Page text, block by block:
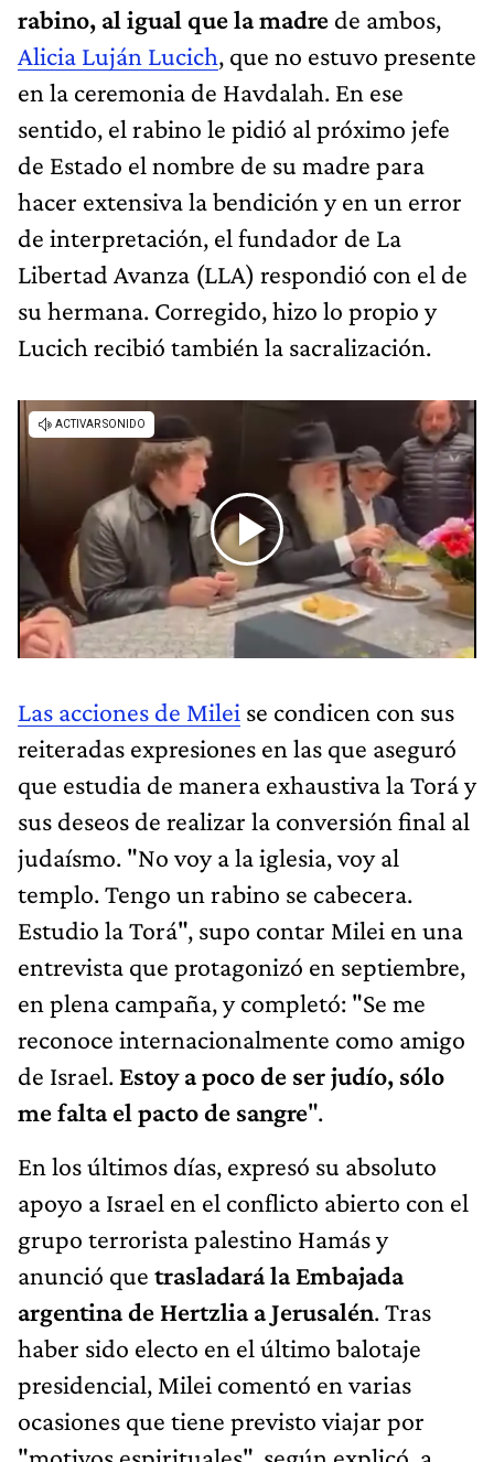
rabino, al igual que la madre de ambos,
Alicia Luján Lucich, que no estuvo presente
en la ceremonia de Havdalah. En ese
sentido, el rabino le pidió al próximo jefe
de Estado el nombre de su madre para
hacer extensiva la bendición y en un error
de interpretación, el fundador de La
Libertad Avanza (LLA) respondió con el de
su hermana. Corregido, hizo lo propio y
Lucich recibió también la sacralización.
Las acciones de Milei se condicen con sus
reiteradas expresiones en las que aseguró
que estudia de manera exhaustiva la Torá y
sus deseos de realizar la conversión final al
judaísmo. "No voy a la iglesia, voy al
templo. Tengo un rabino se cabecera.
Estudio la Torá", supo contar Milei en una
entrevista que protagonizó en septiembre,
en plena campaña, y completó: "Se me
reconoce internacionalmente como amigo
de Israel. Estoy a poco de ser judío, sólo
me falta el pacto de sangre".
En los últimos días, expresó su absoluto
apoyo a Israel en el conflicto abierto con el
grupo terrorista palestino Hamás y
anunció que trasladará la Embajada
argentina de Hertzlia a Jerusalén. Tras
haber sido electo en el último balotaje
presidencial, Milei comentó en varias
ocasiones que tiene previsto viajar por